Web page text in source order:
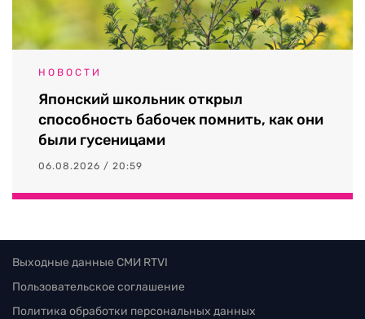
НОВОСТИ
Японский школьник открыл
способность бабочек помнить, как они
были гусеницами
06.08.2026 / 20:59
Выходные данные СМИ RTVI
Пользовательское соглашение
Политика обработки персональных данных